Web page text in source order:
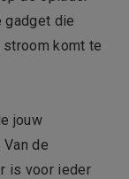
gadget die
komt te
jouw
de
is voor ieder